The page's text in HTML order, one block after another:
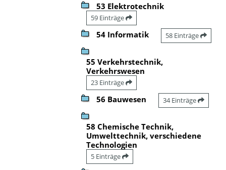
53 Elektrotechnik
59 Einträge
54 Informatik 58 Einträge
55 Verkehrstechnik,
Verkehrswesen
23 Einträge
56 Bauwesen 34 Einträge
58 Chemische Technik,
Umwelttechnik, verschiedene
Technologien
5 Einträge